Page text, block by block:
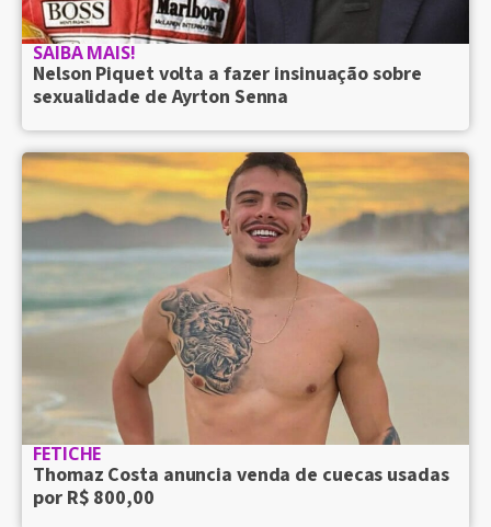
SAIBA MAIS!
Nelson Piquet volta a fazer insinuação sobre
sexualidade de Ayrton Senna
FETICHE
Thomaz Costa anuncia venda de cuecas usadas
por R$ 800,00